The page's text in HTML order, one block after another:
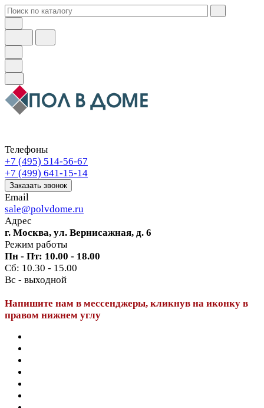
Телефоны
+7 (495) 514-56-67
+7 (499) 641-15-14
Заказать звонок
Email
sale@polvdome.ru
Адрес
г. Москва, ул. Вернисажная, д. 6
Режим работы
Пн - Пт: 10.00 - 18.00
Сб: 10.30 - 15.00
Вс - выходной
Напишите нам в мессенджеры, кликнув на иконку в
правом нижнем углу